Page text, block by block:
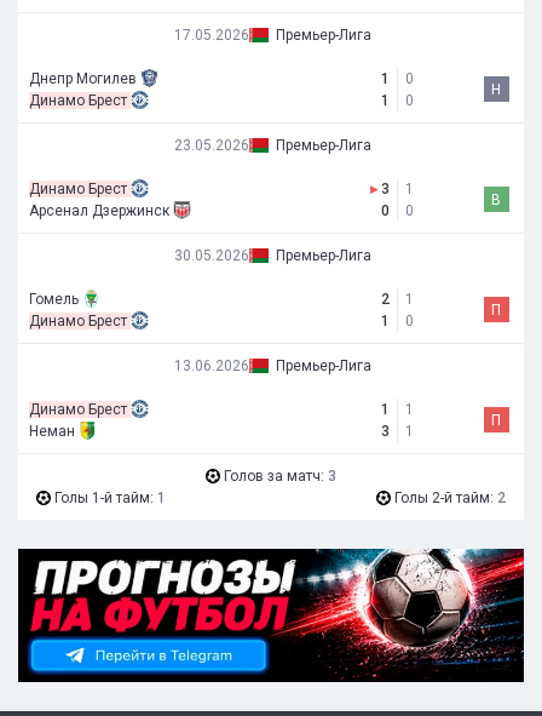
17.05.2026 Премьер-Лига
Днепр Могилев
Динамо Брест
1
1
0
0
Н
23.05.2026 Премьер-Лига
Динамо Брест
Арсенал Дзержинск
▸3
0
1
0
В
30.05.2026 Премьер-Лига
Гомель
Динамо Брест
2
1
1
0
П
13.06.2026 Премьер-Лига
Динамо Брест
Неман
1
3
1
1
П
Голов за матч: 3
Голы 1-й тайм: 1 Голы 2-й тайм: 2